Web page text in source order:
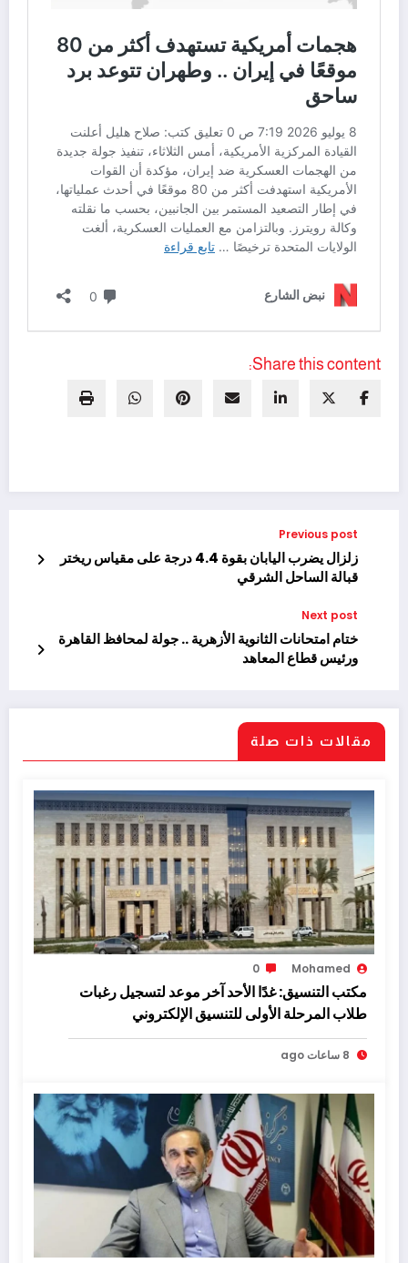
Share this content:
Previous post
زلزال يضرب اليابان بقوة 4.4 درجة على مقياس ريختر
قبالة الساحل الشرقي
Next post
ختام امتحانات الثانوية الأزهرية .. جولة لمحافظ القاهرة
ورئيس قطاع المعاهد
مقالات ذات صلة
Mohamed
0
مكتب التنسيق: غدًا الأحد آخر موعد لتسجيل رغبات
طلاب المرحلة الأولى للتنسيق الإلكتروني
8 ساعات ago